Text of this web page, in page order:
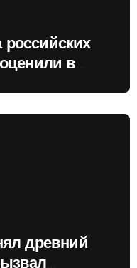
в
древний